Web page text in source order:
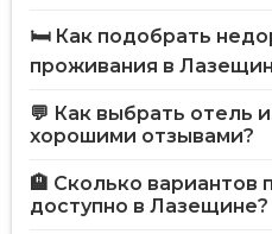
🛏️ Как подобрать
проживания в
💬 Как выбрать отель
хорошими отзывами?
🏨 Сколько вариантов
доступно в Лазещине?